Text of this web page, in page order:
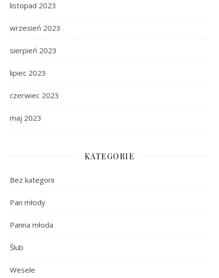
listopad 2023
wrzesień 2023
sierpień 2023
lipiec 2023
czerwiec 2023
maj 2023
KATEGORIE
Bez kategorii
Pan młody
Panna młoda
Ślub
Wesele